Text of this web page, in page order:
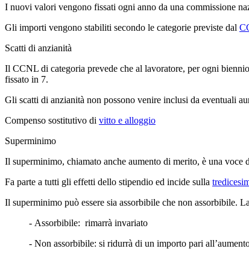
I nuovi valori vengono fissati ogni anno da una commissione
Gli importi vengono stabiliti secondo le categorie previste dal
Scatti di anzianità
Il CCNL di categoria prevede che al lavoratore, per ogni
fissato in 7.
Gli scatti di anzianità non possono venire inclusi da eventuali
Compenso sostitutivo di vitto e alloggio
Superminimo
Il superminimo, chiamato anche aumento di merito, è una voce
Fa parte a tutti gli effetti dello stipendio ed incide sulla
Il superminimo può essere sia assorbibile che non assorbibile.
- Assorbibile: rimarrà invariato
- Non assorbibile: si ridurrà di un importo pari